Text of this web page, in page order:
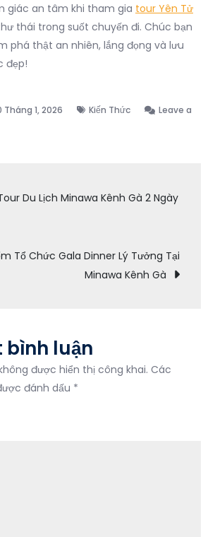
giác an tâm khi tham gia tour Yên Tử
thái trong suốt chuyến đi. Chúc bạn
phá thật an nhiên, lắng đọng và lưu
đẹp!
Tháng 1, 2026 Kiến Thức
Leave a
Du Lịch Minawa Kênh Gà 2 Ngày
Tổ Chức Gala Dinner Lý Tưởng Tại
Minawa Kênh Gà
bình luận
được hiển thị công khai. Các
đánh dấu *